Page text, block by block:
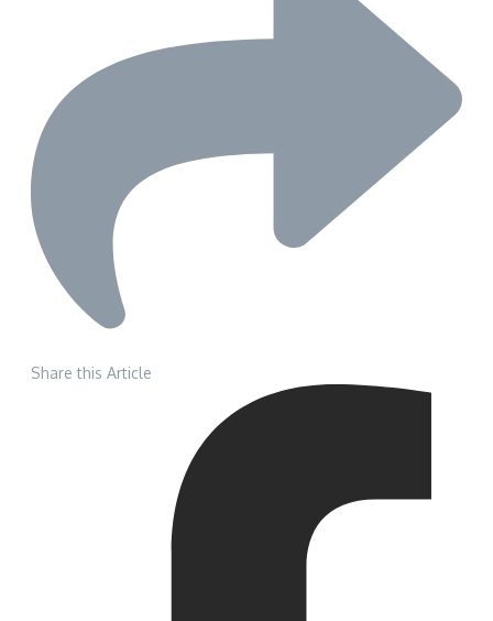
Share this Article